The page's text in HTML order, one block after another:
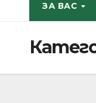
ЗА ВАС